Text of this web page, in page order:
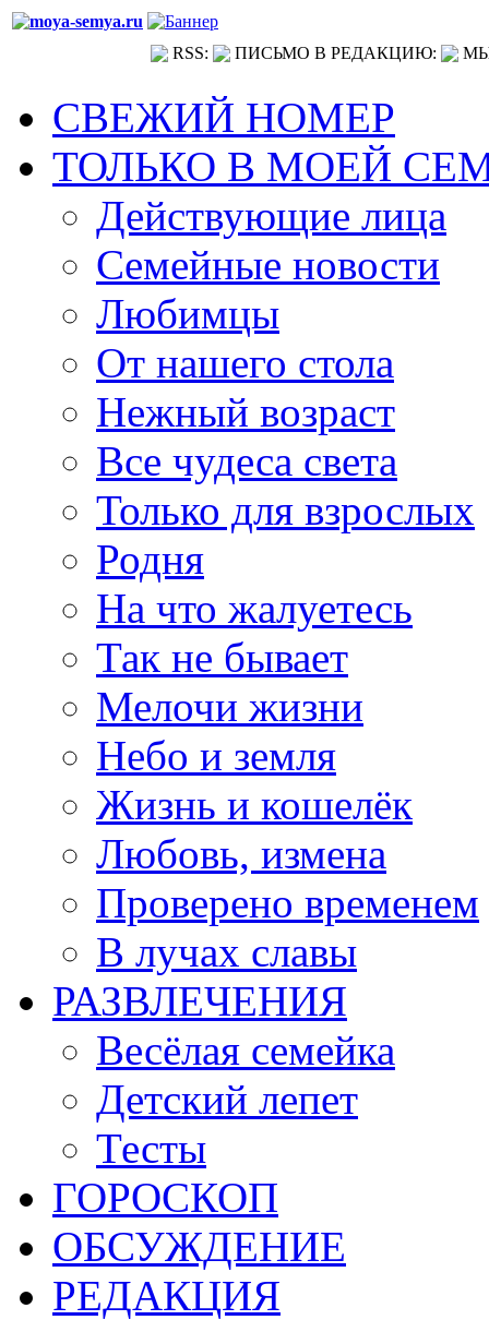
RSS: ПИСЬМО В РЕДАКЦИЮ:
СВЕЖИЙ НОМЕР
ТОЛЬКО В МОЕЙ
Действующие лица
Семейные новости
Любимцы
От нашего стола
Нежный возраст
Все чудеса света
Только для взрослых
Родня
На что жалуетесь
Так не бывает
Мелочи жизни
Небо и земля
Жизнь и кошелёк
Любовь, измена
Проверено временем
В лучах славы
РАЗВЛЕЧЕНИЯ
Весёлая семейка
Детский лепет
Тесты
ГОРОСКОП
ОБСУЖДЕНИЕ
РЕДАКЦИЯ